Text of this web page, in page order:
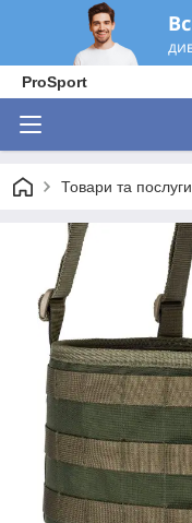
ProSport
Товари та послуги